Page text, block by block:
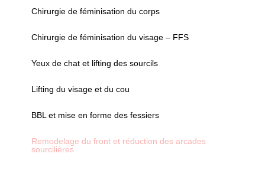
Chirurgie de féminisation du corps
Chirurgie de féminisation du visage – FFS
Yeux de chat et lifting des sourcils
Lifting du visage et du cou
BBL et mise en forme des fessiers
Remodelage du front et réduction des arcades
sourcilières